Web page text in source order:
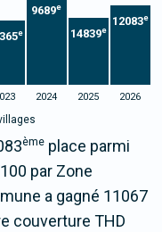
e
9689e
14839e
12083e
2024 2025 2026
ème place parmi
par Zone
a gagné 11067
couverture THD